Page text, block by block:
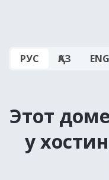
РУС ҚАЗ ENG
Этот
у